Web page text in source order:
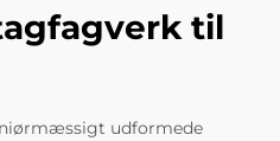
til
udformede